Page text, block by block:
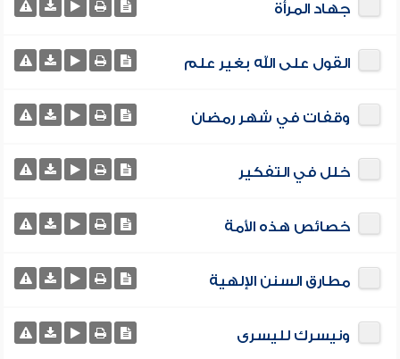
جهاد المرأة
القول على الله بغير علم
وقفات في شهر رمضان
خلل في التفكير
خصائص هذه الأمة
مطارق السنن الإلهية
ونيسرك لليسرى